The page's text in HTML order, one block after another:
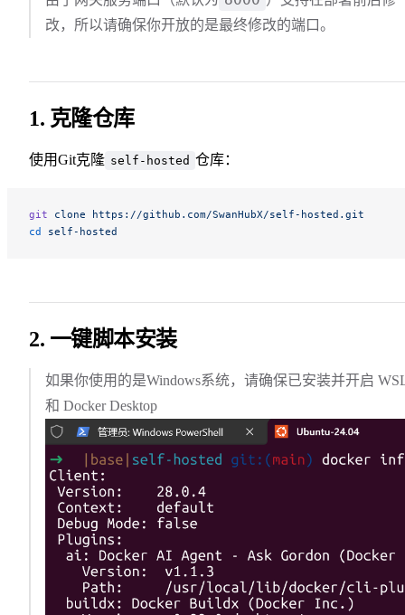
改，所以请确保你开放的是最终修改的端口。
1. 克隆仓库
使用Git克隆 self-hosted 仓库：
git clone https://github.com/SwanHubX/self-hosted.git
cd self-hosted
2. 一键脚本安装
如果你使用的是Windows系统，请确保已安装并开启
和 Docker Desktop